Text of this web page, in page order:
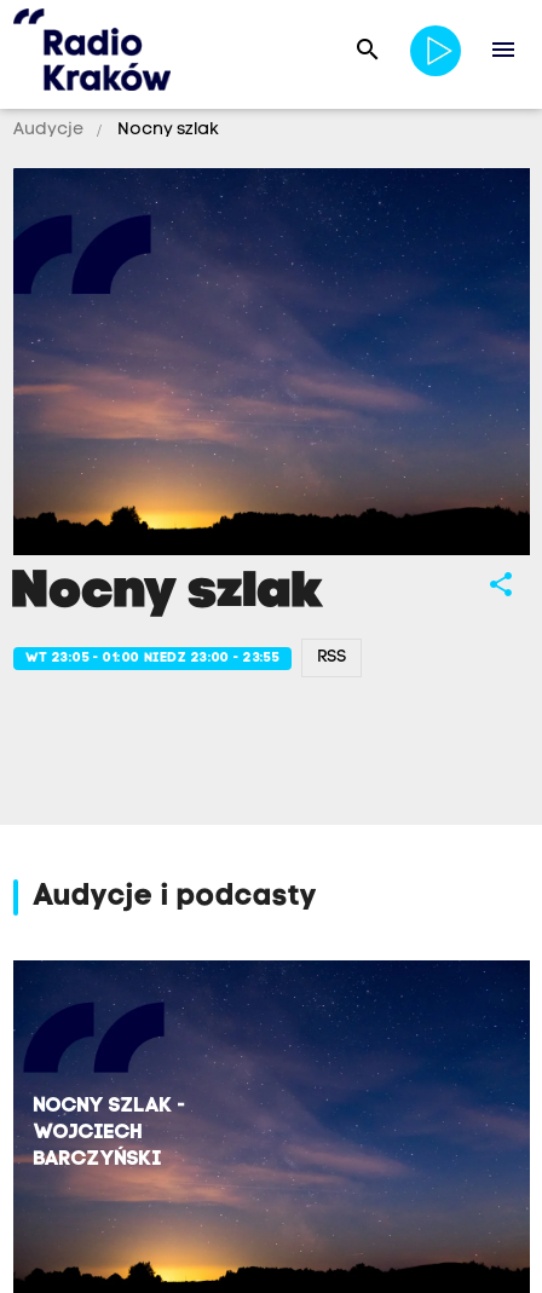
search menu
Audycje Nocny szlak
share
Nocny szlak
WT 23:05 - 01:00 NIEDZ 23:00 - 23:55 RSS
Audycje i podcasty
Nocny szlak -
Wojciech
Barczyński